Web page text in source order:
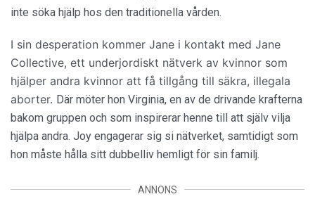
inte söka hjälp hos den traditionella vården.
I sin desperation kommer Jane i kontakt med Jane
Collective, ett underjordiskt nätverk av kvinnor som
hjälper andra kvinnor att få tillgång till säkra, illegala
aborter. Där möter hon Virginia, en av de drivande krafterna
bakom gruppen och som inspirerar henne till att själv vilja
hjälpa andra. Joy engagerar sig si nätverket, samtidigt som
hon måste hålla sitt dubbelliv hemligt för sin familj.
ANNONS